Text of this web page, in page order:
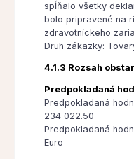
spĺňalo všetky
bolo pripravené na
zdravotníckeho
Druh zákazky:
4.1.3 Rozsah
Predpokladaná
Predpokladaná
234 022.50
Predpokladaná
Euro